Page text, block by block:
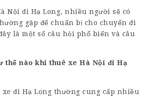
Nội đi Hạ Long, nhiều người sẽ có
gặp để chuẩn bị cho chuyến đi
là một số câu hỏi phổ biến và câu
thế nào khi thuê xe Hà Nội đi Hạ
xe đi Hạ Long thường cung cấp nhiều